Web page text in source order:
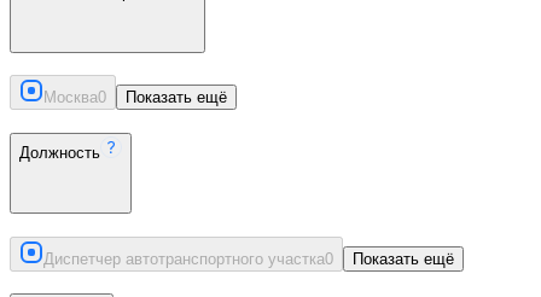
Москва0 Показать ещё
Должность
Диспетчер автотранспортного участка0 Показать ещё